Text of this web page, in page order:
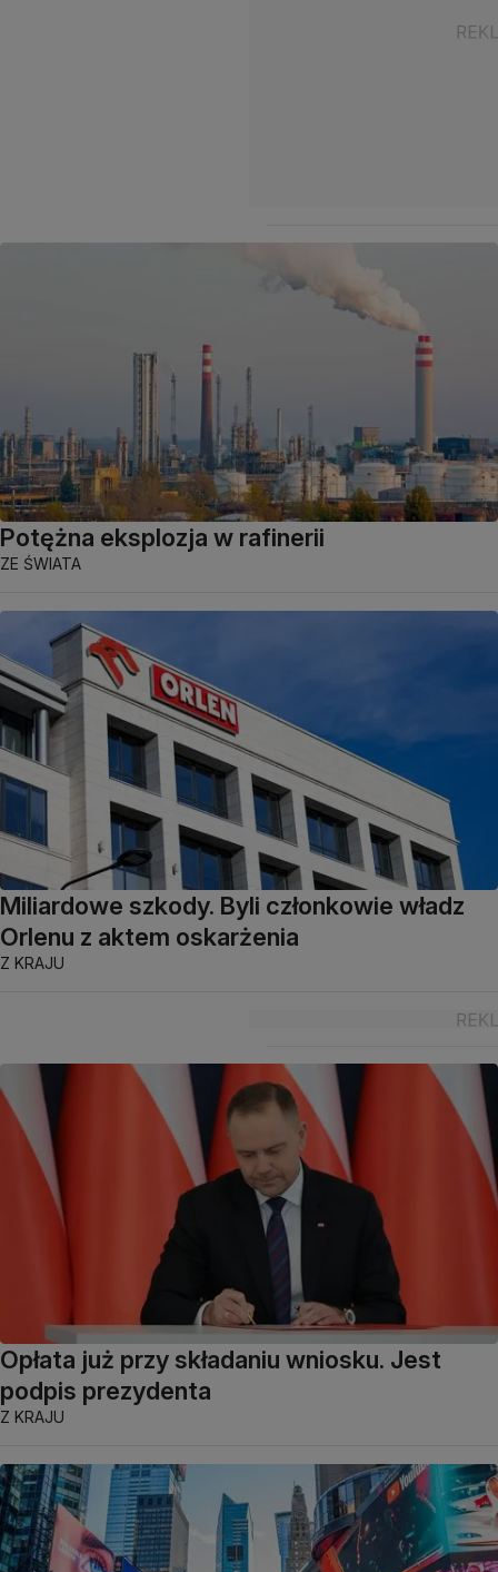
Potężna eksplozja w rafinerii
ZE ŚWIATA
Miliardowe szkody. Byli członkowie władz
Orlenu z aktem oskarżenia
Z KRAJU
Opłata już przy składaniu wniosku. Jest
podpis prezydenta
Z KRAJU